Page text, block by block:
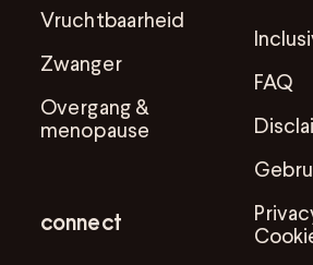
Vruchtbaarheid
Zwanger
Overgang &
menopause
connect
FAQ